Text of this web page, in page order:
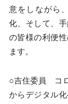
意をしながら
化、そして、
の皆様の利便
ます。
○吉住委員 コ
からデジタル